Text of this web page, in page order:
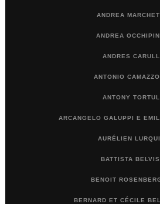
ANDREA
ANDREA
ANDRES CARULL
ANTONIO
ANTONY TORTUL
ARCANGELO GALUPPI E
AURÉLIEN
BATTISTA
BENOIT
BERNARD ET CÉCILE